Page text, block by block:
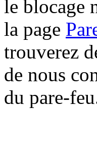
le blocage
la page
trouverez
de nous
du pare-